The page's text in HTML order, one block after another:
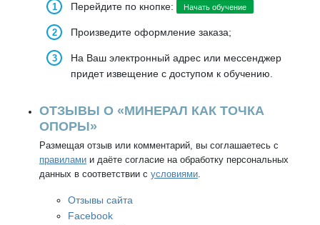
Перейдите по кнопке:
Начать обучение
Произведите оформление заказа;
На Ваш электронный адрес или мессенджер
придет извещение с доступом к обучению.
ОТЗЫВЫ О «МИНЕРАЛ КАК ТОЧКА
ОПОРЫ»
Размещая отзыв или комментарий, вы соглашаетесь с
правилами и даёте согласие на обработку персональных
данных в соответствии с условиями.
Отзывы сайта
Facebook